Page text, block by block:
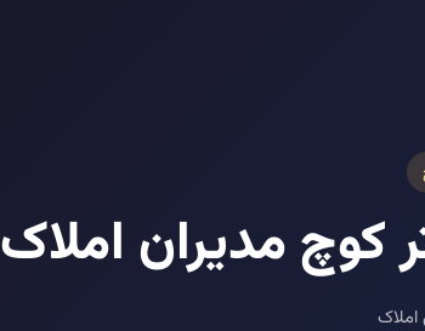
کوچ مدیران املاک
املاک